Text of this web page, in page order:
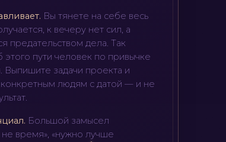
. Вы тянете на себе весь
к вечеру нет сил, а
предательством дела. Так
этого пути человек по привычке
Выпишите задачи проекта и
людям с датой — и не
. Большой замысел
время», «нужно лучше